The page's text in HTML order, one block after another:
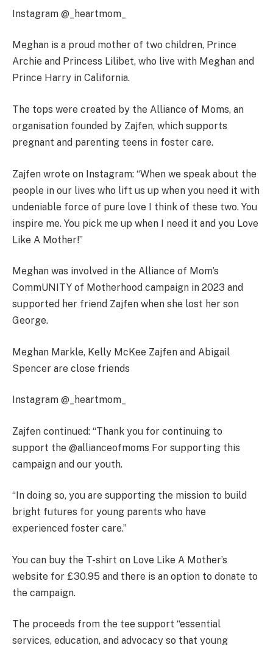
Instagram @_heartmom_
Meghan is a proud mother of two children, Prince
Archie and Princess Lilibet, who live with Meghan and
Prince Harry in California.
The tops were created by the Alliance of Moms, an
organisation founded by Zajfen, which supports
pregnant and parenting teens in foster care.
Zajfen wrote on Instagram: “When we speak about the
people in our lives who lift us up when you need it with
undeniable force of pure love I think of these two. You
inspire me. You pick me up when I need it and you Love
Like A Mother!”
Meghan was involved in the Alliance of Mom’s
CommUNITY of Motherhood campaign in 2023 and
supported her friend Zajfen when she lost her son
George.
Meghan Markle, Kelly McKee Zajfen and Abigail
Spencer are close friends
Instagram @_heartmom_
Zajfen continued: “Thank you for continuing to
support the @allianceofmoms For supporting this
campaign and our youth.
“In doing so, you are supporting the mission to build
bright futures for young parents who have
experienced foster care.”
You can buy the T-shirt on Love Like A Mother’s
website for £30.95 and there is an option to donate to
the campaign.
The proceeds from the tee support “essential
services, education, and advocacy so that young